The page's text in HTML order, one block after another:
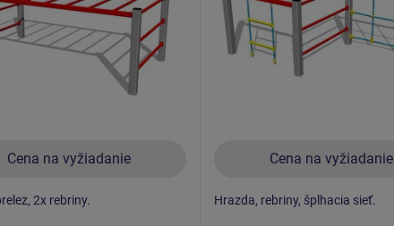
Cena na vyžiadanie
2x rebriny.
Cena na vyžiadanie
Hrazda, rebriny, šplhacia sieť.